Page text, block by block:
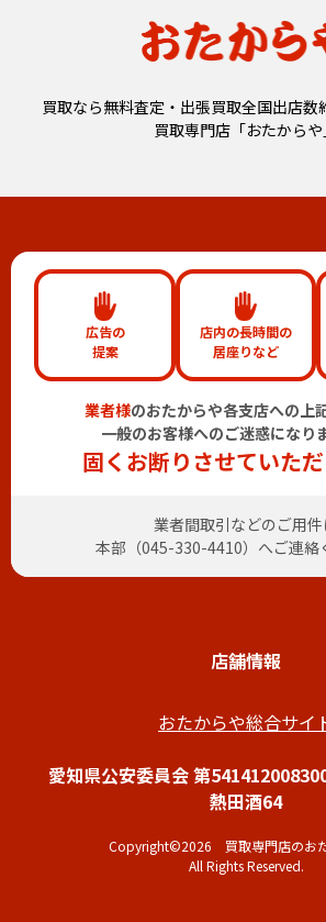
買取なら無料査定・出張買取全国出店数
買取専門店「おたからや
広告の
提案
店内の長時間の
居座りなど
業者様のおたからや各支店への上
一般のお客様へのご迷惑になり
固くお断りさせていただ
業者間取引などのご用
本部（045-330-4410）へご連絡
店舗情報
おたからや総合サイ
愛知県公安委員会 第
熱田酒64
Copyright©2026 買取専門店のお
All Rights Reserved.